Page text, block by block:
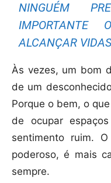
NINGUÉM
IMPORTANTE
ALCANÇAR
Às vezes, um bom
de um
Porque o bem, o
de ocupar
sentimento ruim.
poderoso, é mais
sempre.